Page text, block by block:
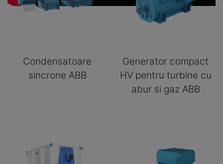
Condensatoare
sincrone ABB
Generator compact
HV pentru turbine cu
abur si gaz ABB